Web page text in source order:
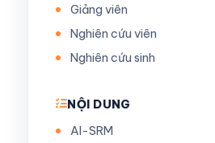
Giảng viên
Nghiên cứu viên
Nghiên cứu sinh
NỘI DUNG
AI-SRM